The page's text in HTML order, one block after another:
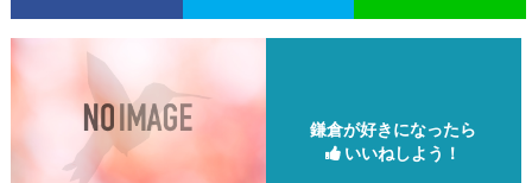
鎌倉が好きになったら
いいねしよう！